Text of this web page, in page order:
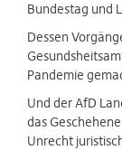
Bundestag und
Dessen
Pandemie
Und der AfD
das
Unrecht